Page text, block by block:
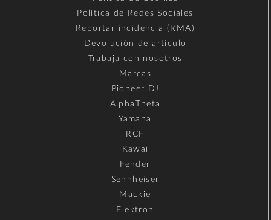
Política de Redes Sociales
Reportar incidencia (RMA)
Devolución de artículo
Trabaja con nosotros
Marcas
Pioneer DJ
AlphaTheta
Yamaha
RCF
Kawai
Fender
Sennheiser
Mackie
Elektron